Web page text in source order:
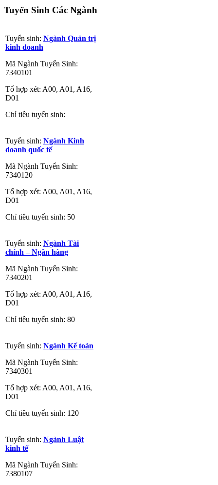
Tuyển Sinh Các Ngành
Tuyển sinh: Ngành Quản trị
kinh doanh
Mã Ngành Tuyển Sinh:
7340101
Tổ hợp xét: A00, A01, A16,
D01
Chỉ tiêu tuyển sinh:
Tuyển sinh: Ngành Kinh
doanh quốc tế
Mã Ngành Tuyển Sinh:
7340120
Tổ hợp xét: A00, A01, A16,
D01
Chỉ tiêu tuyển sinh: 50
Tuyển sinh: Ngành Tài
chính – Ngân hàng
Mã Ngành Tuyển Sinh:
7340201
Tổ hợp xét: A00, A01, A16,
D01
Chỉ tiêu tuyển sinh: 80
Tuyển sinh: Ngành Kế toán
Mã Ngành Tuyển Sinh:
7340301
Tổ hợp xét: A00, A01, A16,
D01
Chỉ tiêu tuyển sinh: 120
Tuyển sinh: Ngành Luật
kinh tế
Mã Ngành Tuyển Sinh:
7380107